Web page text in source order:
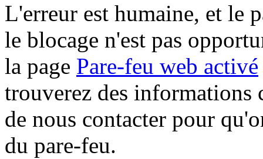
L'erreur est humaine, et le
le blocage n'est pas
la page Pare-feu web activé
trouverez des informations
de nous contacter pour
du pare-feu.